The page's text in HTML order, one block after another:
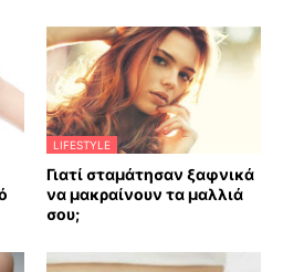
LIFESTYLE
Γιατί σταμάτησαν ξαφνικά
να μακραίνουν τα μαλλιά
σου;